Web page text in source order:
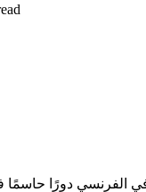
الفرنسي دورًا حاسمًا